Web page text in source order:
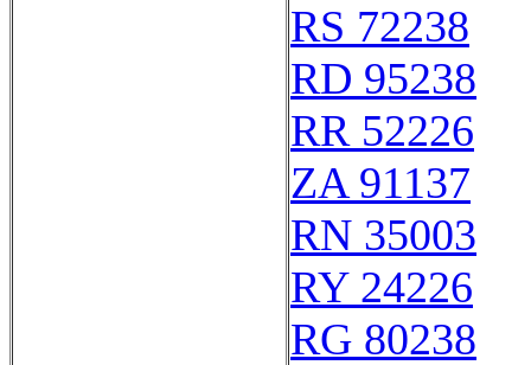
RS 72238
RD 95238
RR 52226
ZA 91137
RN 35003
RY 24226
RG 80238